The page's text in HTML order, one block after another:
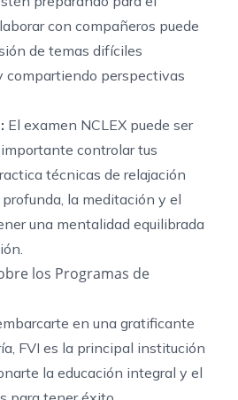
con compañeros puede
de temas difíciles
compartiendo perspectivas
El examen NCLEX puede ser
controlar tus
técnicas de relajación
la meditación y el
una mentalidad equilibrada
los Programas de
en una gratificante
FVI es la principal institución
la educación integral y el